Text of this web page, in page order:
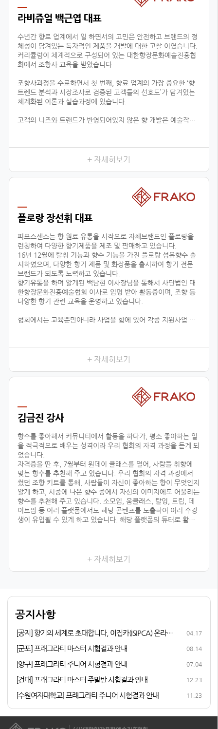
라비쥬얼 백근엽 대표
수년간 향료 업계에서 일 하면서의 고민은 안전하고 브랜드의 정
체성이 담겨있는 독자적인 제품을 개발에 대한 고찰 이였습니다.
커리큘럼이 체계적으로 구성되어 있는 대한향장문화예술진흥협
회에서 조향사 교육을 받았습니다.
조향사과정을 수료하면서 첫 번째, 향료 업계의 가장 중요한 ‘향
트렌드 분석과 시장조사로 검증된 고객들의 선호도’가 담겨있는
체계화된 이론과 실습과정에 있습니다.
고객의 니즈와 트랜드가 반영되어있지 않은 향 개발은 예술작품
것이 중요하다고 느껴왔습니다.
이런 부분에서 향장협회의 커리큘럼은 향료 업계에 있는 모든 향
의 타입을 체계적 분하고 습득함으로서, 제품 이해 및 분석을 위
한 이론을 잡아주며, 실질적으로 제품의 기획단계까지 연결된다
이는 공방창업, 브랜드출시, 향 관련 비즈니스 등의 분야에 더할
두 번째, 다양한 분야에서 접목이 가능한 교육입니다.
+ 자세히보기
플로랑 장선휘 대표
피프스센스는 향 원료 유통을 시작으로 자체브랜드인 플로랑을
런칭하여 다양한 향기제품을 제조 및 판매하고 있습니다.
16년 12월에 탈취 기능과 향수 기능을 가진 플로랑 섬유향수 출
시하였으며, 다양한 향기 제품 및 화장품을 출시하여 향기 전문
브랜드가 되도록 노력하고 있습니다.
향기유통을 하며 알게된 백남현 이사장님을 통해서 사단법인 대
한향장문화진흥예술협회 이사로 임명 받아 활동중이며, 조향 등
다양한 향기 관련 교육을 운영하고 있습니다.
협회에서는 교육뿐만아니라 사업을 함에 있어 각종 지원사업 공
현재 플로랑을 존재할 수 있게 해주신 백남현 이사장님과 협회원
들에게 진심으로 감사드리며, 지속적으로 함께 성장 할 수 있도록
+ 자세히보기
김금진 강사
향수를 좋아해서 커뮤니티에서 활동을 하다가, 평소 좋아하는 일
을 적극적으로 배우는 성격이라 우리 협회의 자격 과정을 듣게 되
었습니다.
자격증을 딴 후, 7월부터 원데이 클래스를 열어, 사람들 취향에
맞는 향수를 추천해 주고 있습니다. 우리 협회의 자격 과정에서
썼던 조향 키트를 통해, 사람들이 자신이 좋아하는 향이 무엇인지
알게 하고, 시중에 나온 향수 중에서 자신의 이미지에도 어울리는
향수를 추천해 주고 있습니다. 소모임, 움클래스, 탈잉, 트립, 데
이트팝 등 여러 플랫폼에서도 해당 콘텐츠를 노출하여 여러 수강
생이 유입될 수 있게 하고 있습니다. 해당 플랫폼의 튜터로 활동
향수를 취미로 즐기다가 조향 자격증 과정을 듣게 된 이유는, 내
가 좋아하는 일을 더 전문적으로 배워 보고 싶어서였습니다. 여러
어코드를 발견하는 3급, 내가 생각하는 이미지의 향을 더 잘 표현
큘럼이 마음에 들었고, 자격증 취득 후 취업 및 창업 연계 등의 든
든한 지원이 있어 자격증 과정에 참여하게 되었습니다.
+ 자세히보기
공지사항
[공지] 향기의 세계로 초대합니다, 이집카(ISIPCA) 온라인
04.17
[군포] 프래그라티 마스터 시험결과 안내 08.14
[양구] 프래그라티 주니어 시험결과 안내 07.04
[건대] 프래그라티 마스터 주말반 시험결과 안내 12.23
[수원여자대학교] 프래그라티 주니어 시험결과 안내 11.23